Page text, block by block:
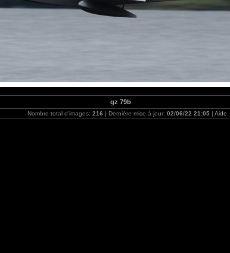
gz 79b
Nombre total d'images: 216 | Dernière mise à jour: 02/06/22 21:05| Aide